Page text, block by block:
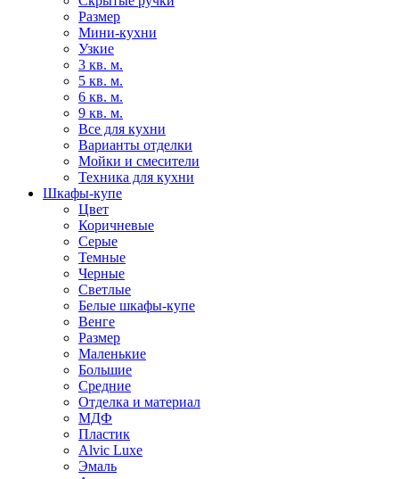
Размер
Мини-кухни
Узкие
3 кв. м.
5 кв. м.
6 кв. м.
9 кв. м.
Все для кухни
Варианты отделки
Мойки и смесители
Техника для кухни
Шкафы-купе
Цвет
Коричневые
Серые
Темные
Черные
Светлые
Белые шкафы-купе
Венге
Размер
Маленькие
Большие
Средние
Отделка и материал
МДФ
Пластик
Alvic Luxe
Эмаль